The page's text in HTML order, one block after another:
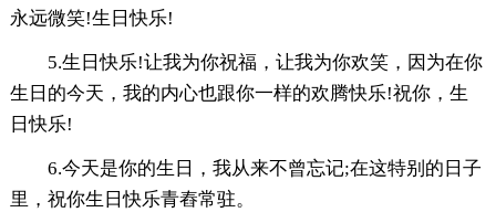
永远微笑!生日快乐!
5.生日快乐!让我为你祝福，让我为你欢笑，因为在你
生日的今天，我的内心也跟你一样的欢腾快乐!祝你，生
日快乐!
6.今天是你的生日，我从来不曾忘记;在这特别的日子
里，祝你生日快乐青舂常驻。